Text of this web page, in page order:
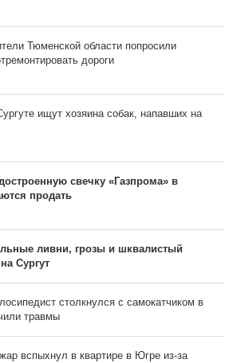
Тюменской области попросили
дороги
ищут хозяина собак, напавших на
свечку «Газпрома» в
продать
ливни, грозы и шквалистый
Сургут
столкнулся с самокатчиком в
травмы
вспыхнул в квартире в Югре из-за